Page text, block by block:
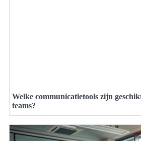
Welke communicatietools zijn
teams?